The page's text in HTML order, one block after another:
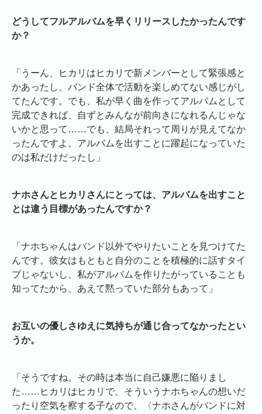
どうしてフルアルバムを早くリリースしたかったんです
か？
「うーん、ヒカリはヒカリで新メンバーとして緊張感と
かあったし、バンド全体で活動を楽しめてない感じがし
てたんです。でも、私が早く曲を作ってアルバムとして
完成できれば、自ずとみんなが前向きになれるんじゃな
いかと思って……でも、結局それって周りが見えてなか
ったんですよ。アルバムを出すことに躍起になっていた
のは私だけだったし」
ナホさんとヒカリさんにとっては、アルバムを出すこと
とは違う目標があったんですか？
「ナホちゃんはバンド以外でやりたいことを見つけてた
んです。彼女はもともと自分のことを積極的に話すタイ
プじゃないし、私がアルバムを作りたがっていることも
知ってたから、あえて黙っていた部分もあって」
お互いの優しさゆえに気持ちが通じ合ってなかったとい
うか。
「そうですね。その時は本当に自己嫌悪に陥りまし
た……ヒカリはヒカリで、そういうナホちゃんの想いだ
ったり空気を察する子なので、〈ナホさんがバンドに対